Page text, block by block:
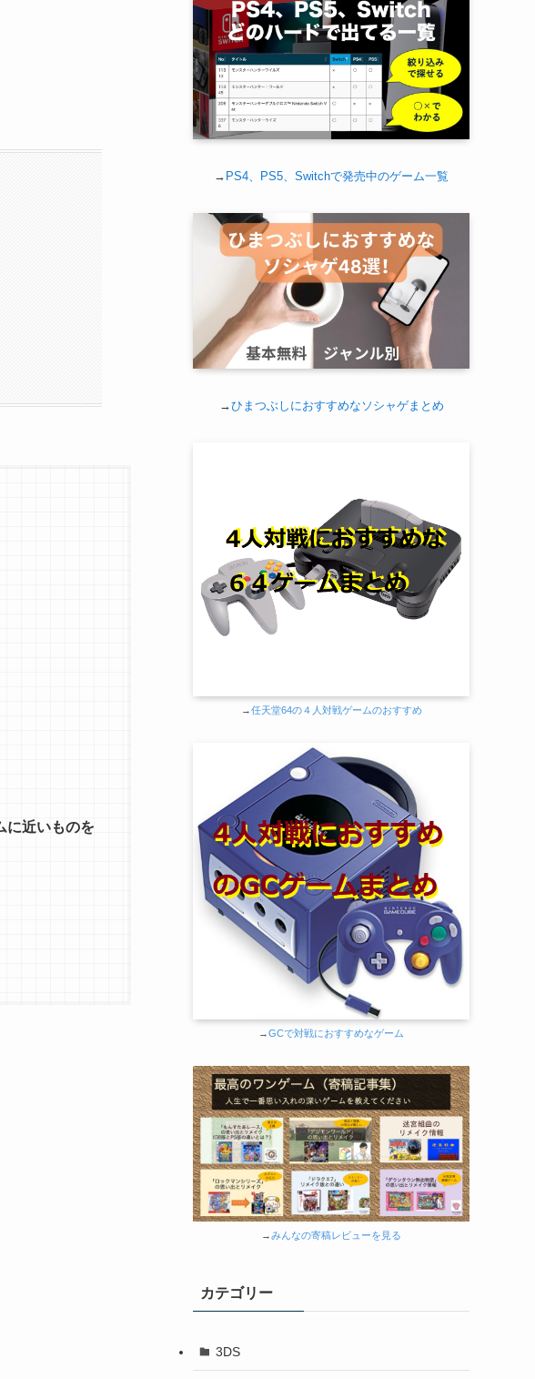
に近いものを
→ PS4、PS5、Switchで発売中のゲーム一覧
→ひまつぶしにおすすめなソシャゲまとめ
→任天堂64の４人対戦ゲームのおすすめ
→GCで対戦におすすめなゲーム
→みんなの寄稿レビューを見る
カテゴリー
3DS